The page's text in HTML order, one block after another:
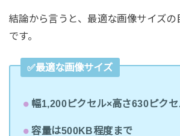
結論から言うと、最適な画像サイズの
です。
✅最適な画像サイズ
幅1,200ピクセル×高さ630ピク
容量は500KB程度まで